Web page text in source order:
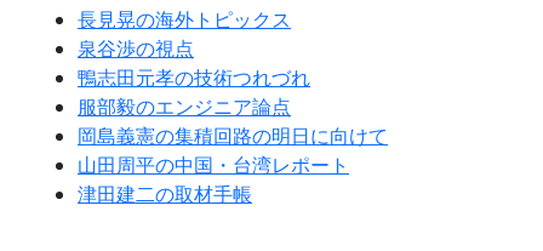
長見晃の海外トピックス
泉谷渉の視点
鴨志田元孝の技術つれづれ
服部毅のエンジニア論点
岡島義憲の集積回路の明日に向けて
山田周平の中国・台湾レポート
津田建二の取材手帳